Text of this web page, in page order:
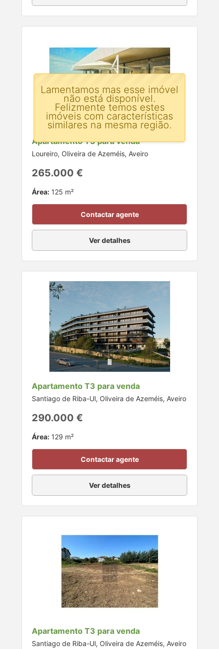
Apartamento T3 para venda
Loureiro, Oliveira de Azeméis, Aveiro
265.000 €
Área: 125 m²
Contactar agente
Ver detalhes
Apartamento T3 para venda
Santiago de Riba-Ul, Oliveira de Azeméis, Aveiro
290.000 €
Área: 129 m²
Contactar agente
Ver detalhes
Apartamento T3 para venda
Santiago de Riba-Ul, Oliveira de Azeméis, Aveiro
Lamentamos mas esse imóvel
não está disponível.
Felizmente temos estes
imóveis com características
similares na mesma região.